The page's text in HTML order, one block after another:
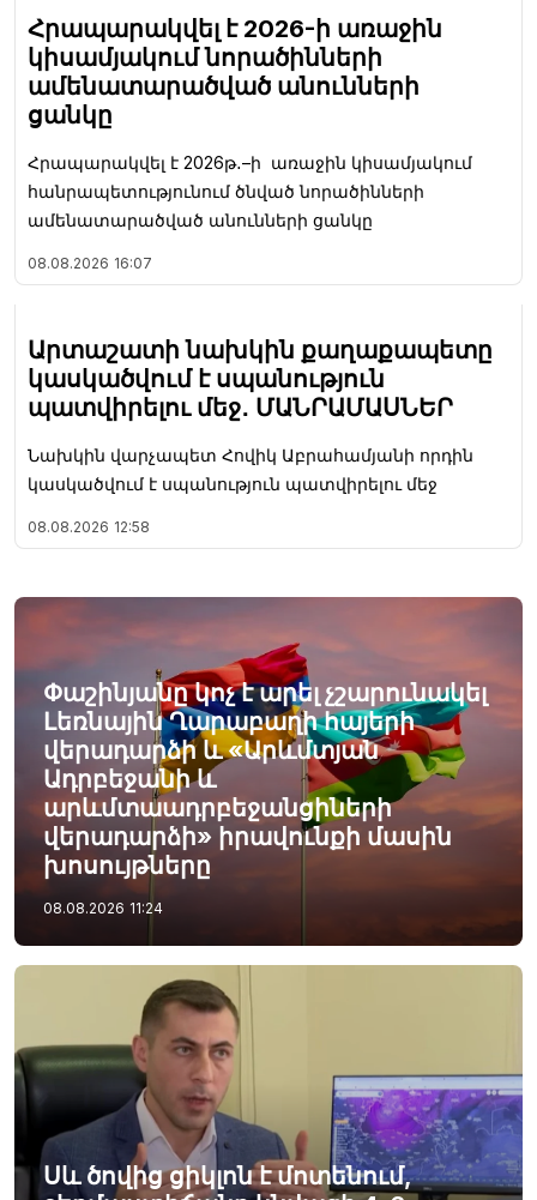
Հրապարակվել է 2026-ի առաջին
կիսամյակում նորածինների
ամենատարածված անունների
ցանկը
Հրապարակվել է 2026թ․–ի առաջին կիսամյակում
հանրապետությունում ծնված նորածինների
ամենատարածված անունների ցանկը
08.08.2026 16:07
Արտաշատի նախկին քաղաքապետը
կասկածվում է սպանություն
պատվիրելու մեջ․ ՄԱՆՐԱՄԱՍՆԵՐ
Նախկին վարչապետ Հովիկ Աբրահամյանի որդին
կասկածվում է սպանություն պատվիրելու մեջ
08.08.2026 12:58
Փաշինյանը կոչ է արել չշարունակել
Լեռնային Ղարաբաղի հայերի
վերադարձի և «Արևմտյան
Ադրբեջանի և
արևմտաադրբեջանցիների
վերադարձի» իրավունքի մասին
խոսույթները
08.08.2026 11:24
Սև ծովից ցիկլոն է մոտենում,